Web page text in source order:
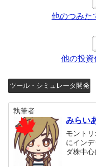
他のつみた
他の投資
ツール・シミュレータ開発
執筆者
みらい
モント
にイン
ダ株中